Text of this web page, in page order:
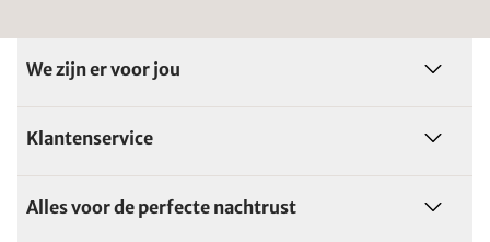
We zijn er voor jou
Klantenservice
Alles voor de perfecte nachtrust